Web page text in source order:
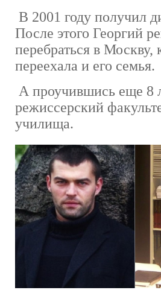
В 2001 году получил
После этого Георгий
перебраться в Москву,
переехала и его семья.
А проучившись еще 8
режиссерский
училища.